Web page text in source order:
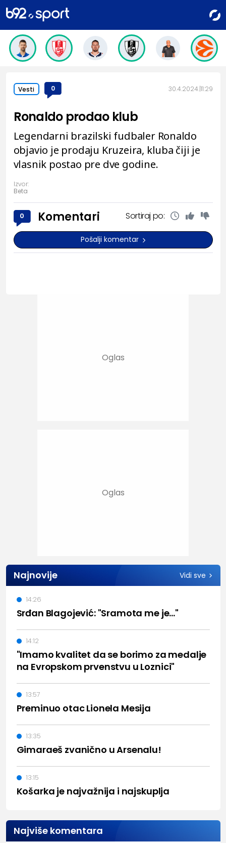
Vesti 0 30.4.2024. 11:29
Ronaldo prodao klub
Legendarni brazilski fudbaler Ronaldo
objavio je prodaju Kruzeira, kluba čiji je
vlasnik postao pre dve godine.
Izvor:
Beta
0 Komentari Sortiraj po:
Pošalji komentar
Najnovije Vidi sve
Srđan Blagojević: "Sramota me je..."
14:26
"Imamo kvalitet da se borimo za medalje
na Evropskom prvenstvu u Loznici"
14:12
Preminuo otac Lionela Mesija
13:57
Gimaraeš zvanično u Arsenalu!
13:35
Košarka je najvažnija i najskuplja
13:15
Najviše komentara